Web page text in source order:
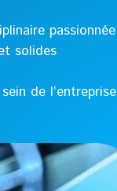
passionnée
solides
de l’entreprise